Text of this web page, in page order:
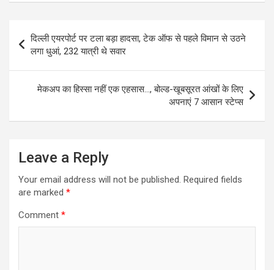
Post
navigation
दिल्ली एयरपोर्ट पर टला बड़ा हादसा, टेक ऑफ से पहले विमान से उठने
लगा धुआं, 232 यात्री थे सवार
मेकअप का हिस्‍सा नहीं एक एहसास…, बोल्ड-खूबसूरत आंखों के लिए
अपनाएं 7 आसान स्टेप्स
Leave a Reply
Your email address will not be published. Required fields
are marked *
Comment *